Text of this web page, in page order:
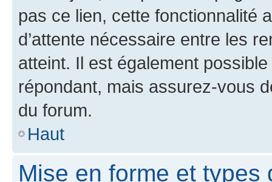
pas ce lien, cette fonctionnalité
d’attente nécessaire entre les
atteint. Il est également
répondant, mais assurez-vous
du forum.
Haut
Mise en forme et types